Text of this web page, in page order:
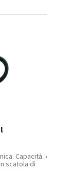
Capacità: 40
scatola di